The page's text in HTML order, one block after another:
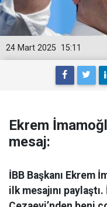
15:11
24 Mart 2025
Ekrem
mesaj:
İBB Başkanı Ekrem
ilk mesajını